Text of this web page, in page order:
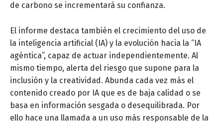
de carbono se incrementará su confianza.
El informe destaca también el crecimiento del uso de
la inteligencia artificial (IA) y la evolución hacia la “IA
agéntica”, capaz de actuar independientemente. Al
mismo tiempo, alerta del riesgo que supone para la
inclusión y la creatividad. Abunda cada vez más el
contenido creado por IA que es de baja calidad o se
basa en información sesgada o desequilibrada. Por
ello hace una llamada a un uso más responsable de la